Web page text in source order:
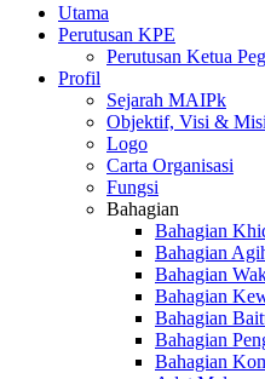
Utama
Perutusan KPE
Perutusan Ketua
Profil
Sejarah MAIPk
Objektif, Visi & Misi
Logo
Carta Organisasi
Fungsi
Bahagian
Bahagian
Bahagian
Bahagian
Bahagian
Bahagian
Bahagian
Bahagian